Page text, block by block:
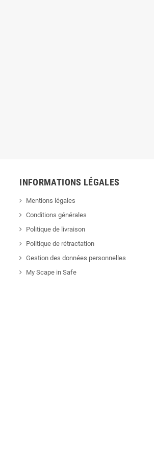
INFORMATIONS LÉGALES
Mentions légales
Conditions générales
Politique de livraison
Politique de rétractation
Gestion des données personnelles
My Scape in Safe